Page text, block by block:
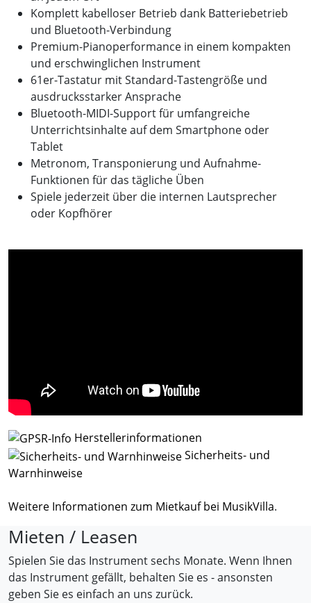
Komplett kabelloser Betrieb dank Batteriebetrieb
und Bluetooth-Verbindung
Premium-Pianoperformance in einem kompakten
und erschwinglichen Instrument
61er-Tastatur mit Standard-Tastengröße und
ausdrucksstarker Ansprache
Bluetooth-MIDI-Support für umfangreiche
Unterrichtsinhalte auf dem Smartphone oder
Tablet
Metronom, Transponierung und Aufnahme-
Funktionen für das tägliche Üben
Spiele jederzeit über die internen Lautsprecher
oder Kopfhörer
Herstellerinformationen
Sicherheits- und
Warnhinweise
Weitere Informationen zum Mietkauf bei MusikVilla.
Mieten / Leasen
Spielen Sie das Instrument sechs Monate. Wenn Ihnen
das Instrument gefällt, behalten Sie es - ansonsten
geben Sie es einfach an uns zurück.